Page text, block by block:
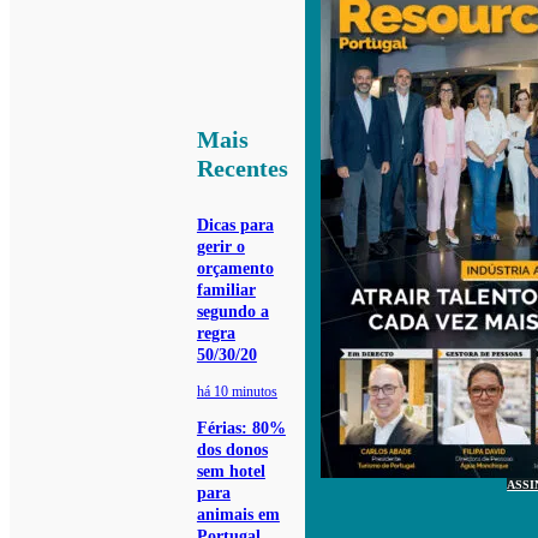
Mais
Recentes
Dicas para
gerir o
orçamento
familiar
segundo a
regra
50/30/20
há 10 minutos
Férias: 80%
dos donos
sem hotel
para
animais em